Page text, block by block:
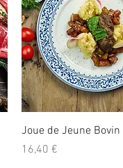
Aperçu rapide
Joue de Jeune Bovin
Prix
16,40 €